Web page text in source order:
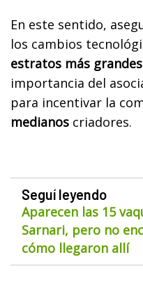
En este sentido,
los cambios
estratos más grandes
importancia del
para incentivar la
medianos criadores.
Seguí leyendo
Aparecen las 15
Sarnari, pero no
cómo llegaron allí